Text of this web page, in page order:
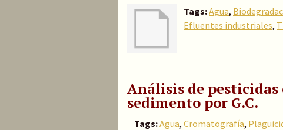
Tags:Agua,
Efluentes industriales,
Análisis de pesticidas
sedimento por G.C.
Tags:Agua, Cromatografía,